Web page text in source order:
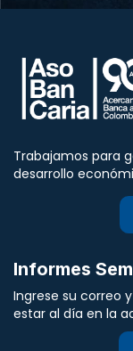
Trabajamos para
desarrollo
Informes
Ingrese su correo
estar al día en la